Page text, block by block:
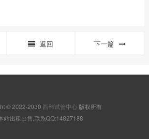
返回 下一篇
© 2022-2030 西部试管中心 版权所有
站出租出售,联系QQ:14827188